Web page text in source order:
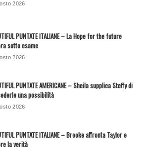
2026
PUNTATE ITALIANE – La Hope for the future
sotto esame
2026
PUNTATE AMERICANE – Sheila supplica Steffy di
una possibilità
2026
PUNTATE ITALIANE – Brooke affronta Taylor e
la verità